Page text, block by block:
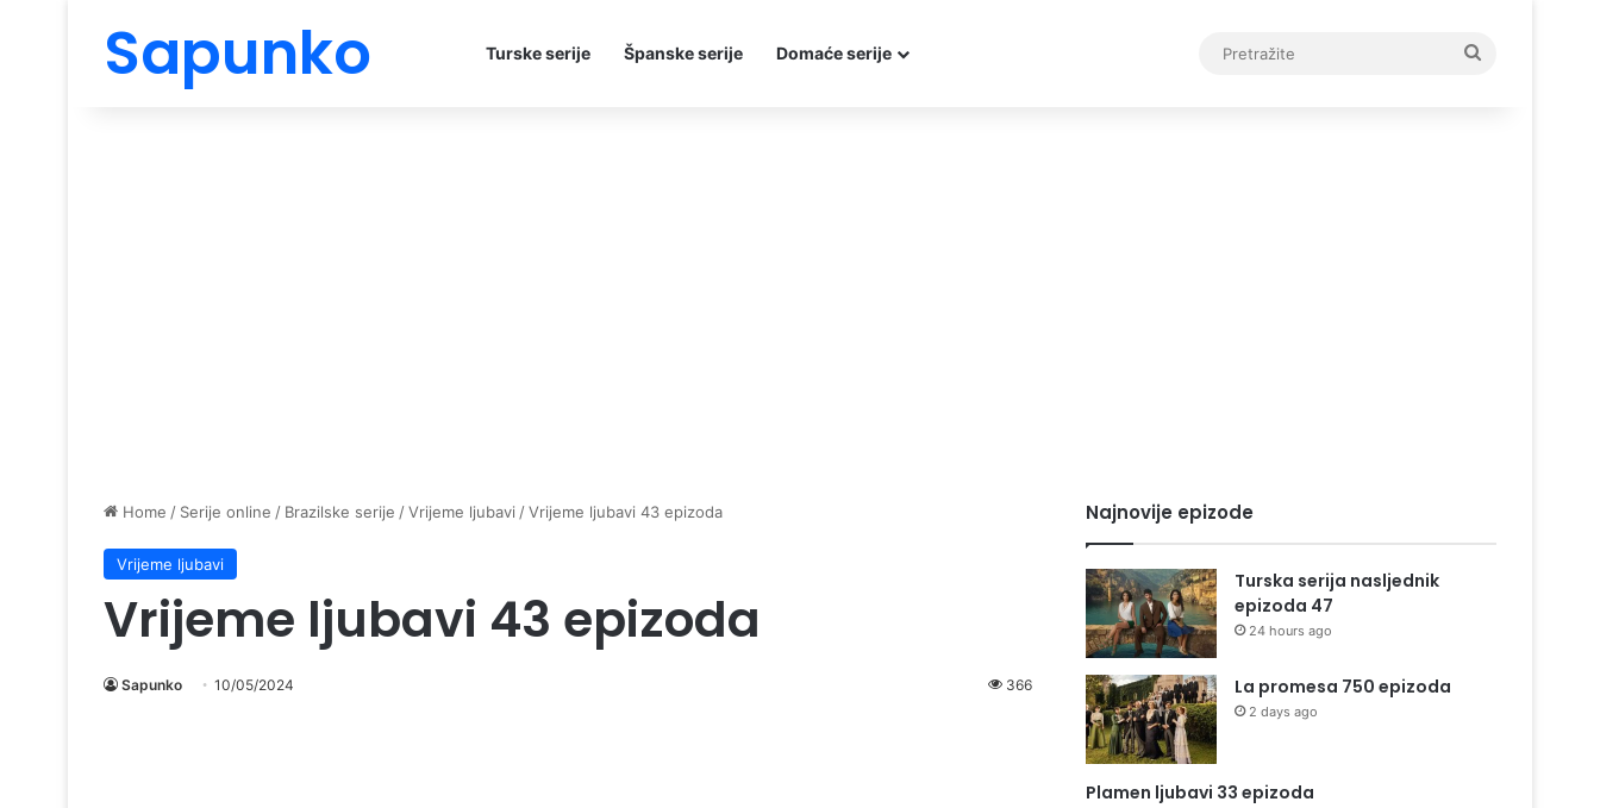
Sapunko Turske serije Španske serije Domaće serije
Home / Serije online / Brazilske serije /Vrijeme ljubavi /Vrijeme ljubavi 43 epizoda
Vrijeme ljubavi
Vrijeme ljubavi 43 epizoda
Sapunko 10/05/2024 366
Najnovije epizode
Turska serija nasljednik
epizoda 47
24 hours ago
La promesa 750 epizoda
2 days ago
Plamen ljubavi 33 epizoda